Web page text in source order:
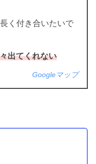
く付き合いたいで
出てくれない
Googleマップ